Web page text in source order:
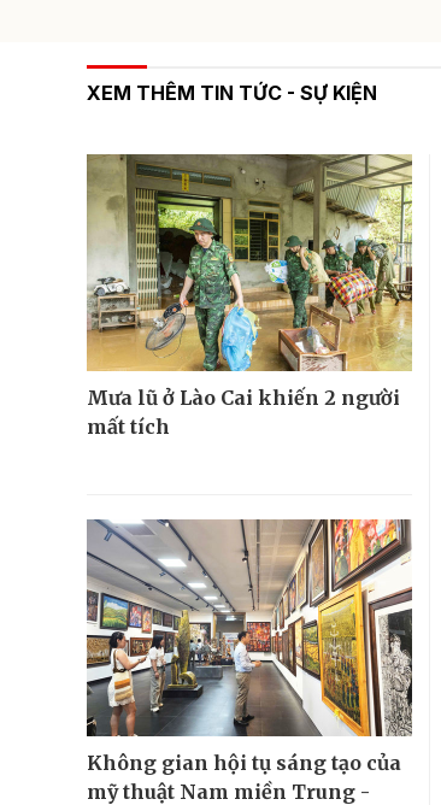
XEM THÊM TIN TỨC - SỰ KIỆN
Mưa lũ ở Lào Cai khiến 2 người
mất tích
Không gian hội tụ sáng tạo của
mỹ thuật Nam miền Trung -